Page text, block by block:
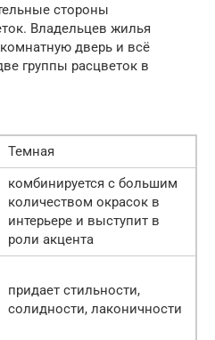
стороны
Владельцев жилья
дверь и всё
группы расцветок в
Темная
комбинируется с большим
количеством окрасок в
интерьере и выступит в
роли акцента
придает стильности,
солидности, лаконичности